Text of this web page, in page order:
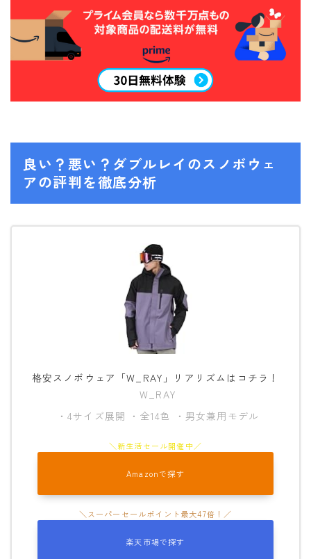
AIRBLASTER
AA HARDWEAR
estivo
OAKLEY
QUICKSILVER
THE NORTH FACE
良い？悪い？ダブルレイのスノボウェ
アの評判を徹底分析
格安スノボウェア「W_RAY」リアリズムはコチラ！
W_RAY
・4サイズ展開 ・全14色 ・男女兼用モデル
Amazonで探す
楽天市場で探す